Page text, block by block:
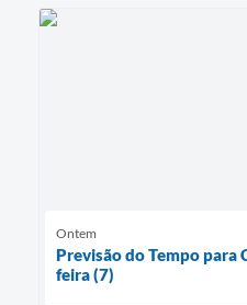
Ontem
Previsão do Tempo para
feira (7)